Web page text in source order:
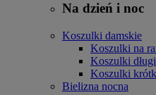
Na dzień i noc
Koszulki damskie
Koszulki na
Koszulki
Koszulki
Bielizna nocna